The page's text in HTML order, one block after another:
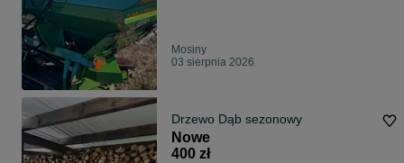
Mosiny
03 sierpnia 2026
Drzewo Dąb sezonowy
Nowe
400 zł